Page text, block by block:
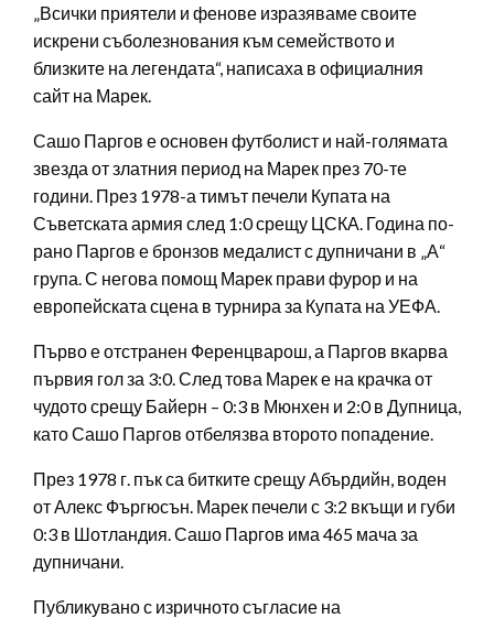
„Всички приятели и фенове изразяваме своите
искрени съболезнования към семейството и
близките на легендата“, написаха в официалния
сайт на Марек.
Сашо Паргов е основен футболист и най-голямата
звезда от златния период на Марек през 70-те
години. През 1978-а тимът печели Купата на
Съветската армия след 1:0 срещу ЦСКА. Година по-
рано Паргов е бронзов медалист с дупничани в „А“
група. С негова помощ Марек прави фурор и на
европейската сцена в турнира за Купата на УЕФА.
Първо е отстранен Ференцварош, а Паргов вкарва
първия гол за 3:0. След това Марек е на крачка от
чудото срещу Байерн – 0:3 в Мюнхен и 2:0 в Дупница,
като Сашо Паргов отбелязва второто попадение.
През 1978 г. пък са битките срещу Абърдийн, воден
от Алекс Фъргюсън. Марек печели с 3:2 вкъщи и губи
0:3 в Шотландия. Сашо Паргов има 465 мача за
дупничани.
Публикувано с изричното съгласие на